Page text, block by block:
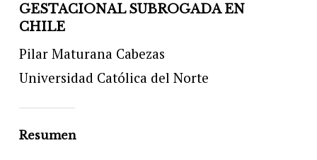
GESTACIONAL SUBROGADA EN
CHILE
Pilar Maturana Cabezas
Universidad Católica del Norte
Resumen